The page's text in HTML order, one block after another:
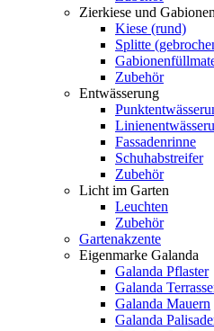
Zierkiese und
Kiese (rund)
Splitte
Zubehör
Entwässerung
Fassadenrinne
Schuhabstreifer
Zubehör
Licht im Garten
Leuchten
Zubehör
Gartenakzente
Eigenmarke Galanda
Galanda Pflaster
Galanda
Galanda Mauern
Galanda